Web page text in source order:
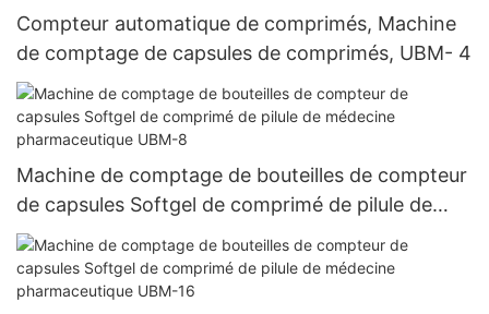
Compteur automatique de comprimés, Machine
de comptage de capsules de comprimés, UBM- 4
Machine de comptage de bouteilles de compteur
de capsules Softgel de comprimé de pilule de
médecine pharmaceutique UBM-8